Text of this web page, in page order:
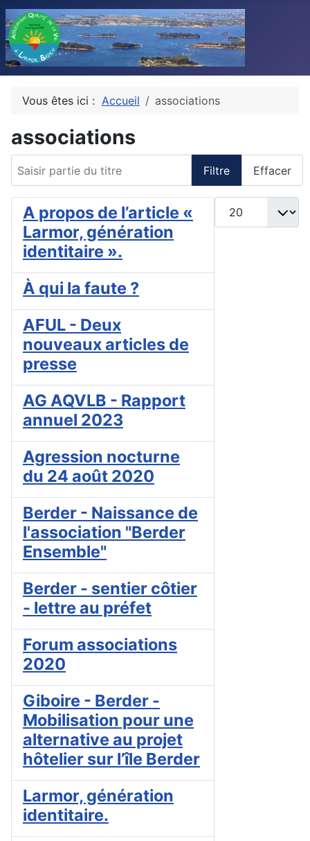
Vous êtes ici : Accueil associations
associations
Filtre Effacer
Afficher #
A propos de l’article «
Larmor, génération
identitaire ».
À qui la faute ?
AFUL - Deux
nouveaux articles de
presse
AG AQVLB - Rapport
annuel 2023
Agression nocturne
du 24 août 2020
Berder - Naissance de
l'association "Berder
Ensemble"
Berder - sentier côtier
- lettre au préfet
Forum associations
2020
Giboire - Berder -
Mobilisation pour une
alternative au projet
hôtelier sur l’île Berder
Larmor, génération
identitaire.